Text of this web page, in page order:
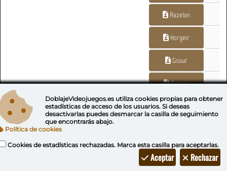
Razelan
Horgeir
Gissur
Ranmir
Orthorn
Gian el Puño
DoblajeVideojuegos.es utiliza cookies propiaspara obtener
estadísticas de acceso de los usuarios. Si deseas
desactivarlas puedes desmarcar la casilla de seguimiento
que encontrarás abajo.
Política de cookies
Cookies de estadísticas rechazadas. Marca esta casilla para aceptarlas.
Rechazar
Aceptar